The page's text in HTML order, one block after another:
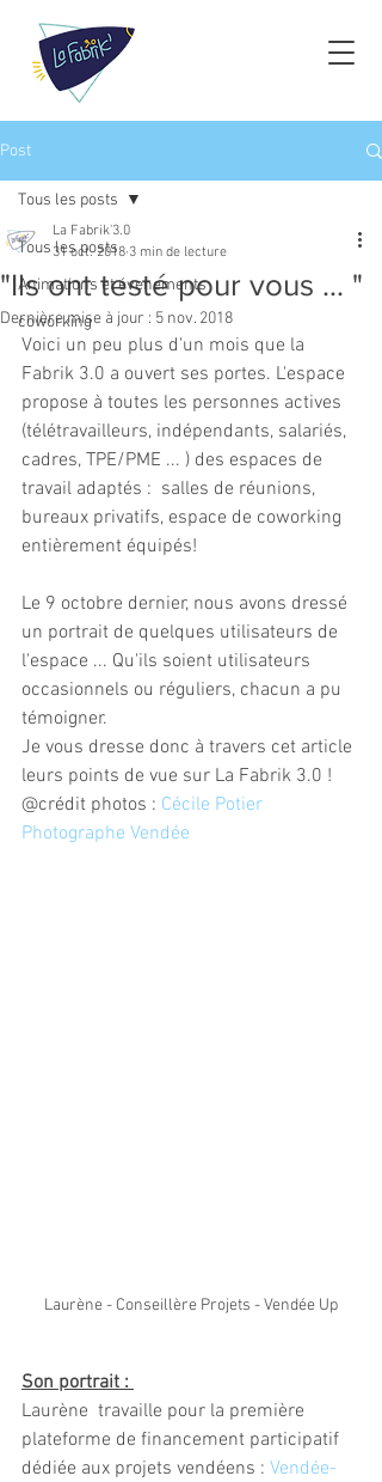
Post
Tous les posts
Animations et évenements
coworking
Tous les posts
"Ils ont testé pour vous ... "
La Fabrik'3.0
31 oct. 2018 3 min de lecture
Dernière mise à jour : 5 nov. 2018
Voici un peu plus d'un mois que la
Fabrik 3.0 a ouvert ses portes. L'espace
propose à toutes les personnes actives
(télétravailleurs, indépendants, salariés,
cadres, TPE/PME ... ) des espaces de
travail adaptés :  salles de réunions,
bureaux privatifs, espace de coworking
entièrement équipés!
Le 9 octobre dernier, nous avons dressé
un portrait de quelques utilisateurs de
l'espace ... Qu'ils soient utilisateurs
occasionnels ou réguliers, chacun a pu
témoigner.
Je vous dresse donc à travers cet article
leurs points de vue sur La Fabrik 3.0 !
@crédit photos : Cécile Potier
Photographe Vendée
Laurène - Conseillère Projets - Vendée Up
Son portrait :
Laurène  travaille pour la première
plateforme de financement participatif
dédiée aux projets vendéens : Vendée-